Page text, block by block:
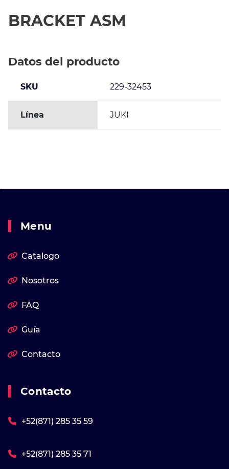
BRACKET ASM
Datos del producto
SKU 229-32453
Línea JUKI
Menu
Catalogo
Nosotros
FAQ
Guía
Contacto
Contacto
+52(871) 285 35 59
+52(871) 285 35 71